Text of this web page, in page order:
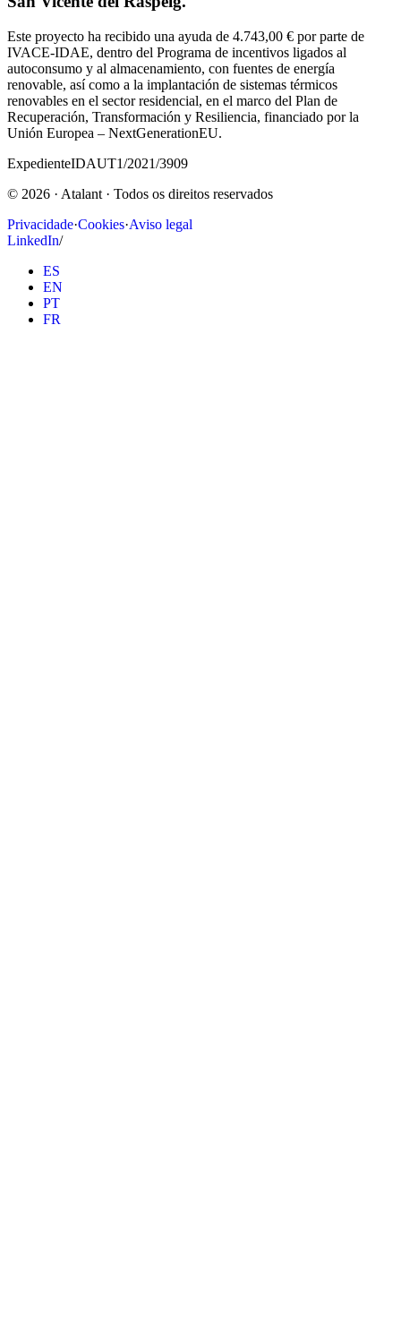
Este proyecto ha recibido una ayuda de 4.743,00 € por parte de
IVACE-IDAE, dentro del Programa de incentivos ligados al
autoconsumo y al almacenamiento, con fuentes de energía
renovable, así como a la implantación de sistemas térmicos
renovables en el sector residencial, en el marco del Plan de
Recuperación, Transformación y Resiliencia, financiado por la
Unión Europea – NextGenerationEU.
ExpedienteIDAUT1/2021/3909
© 2026 · Atalant · Todos os direitos reservados
Privacidade·Cookies·Aviso legal
LinkedIn/
ES
EN
PT
FR